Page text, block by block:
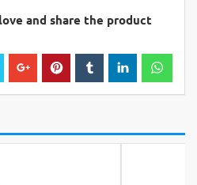
and share the product